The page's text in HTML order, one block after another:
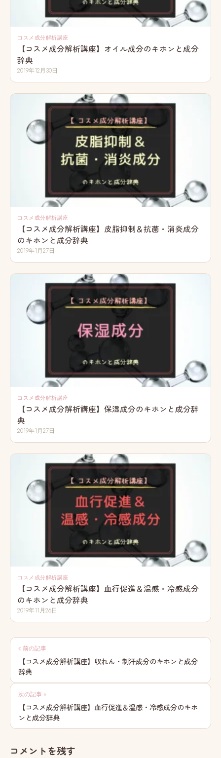
コスメ成分解析講座
【コスメ成分解析講座】オイル成分のキホンと成分
辞典
2019年12月30日
コスメ成分解析講座
【コスメ成分解析講座】皮脂抑制＆抗菌・消炎成分
のキホンと成分辞典
2019年1月27日
コスメ成分解析講座
【コスメ成分解析講座】保湿成分のキホンと成分辞
典
2019年1月27日
コスメ成分解析講座
【コスメ成分解析講座】血行促進＆温感・冷感成分
のキホンと成分辞典
2019年11月26日
投
ナ
ビ
ゲ
ー
シ
« 前の記事
【コスメ成分解析講座】収れん・制汗成分のキホンと成分
辞典
次の記事 »
【コスメ成分解析講座】血行促進＆温感・冷感成分のキホ
ンと成分辞典
コメントを残す